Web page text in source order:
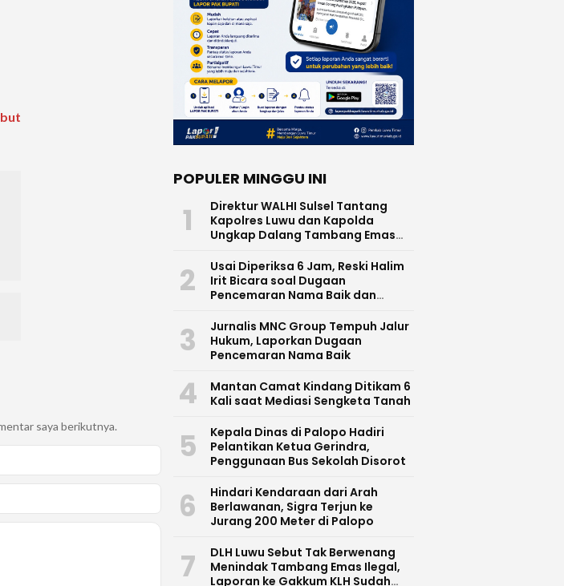
saya berikutnya.
POPULER MINGGU INI
1
Direktur WALHI Sulsel Tantang
Kapolres Luwu dan Kapolda
Ungkap Dalang Tambang Emas
2
Usai Diperiksa 6 Jam, Reski Halim
Irit Bicara soal Dugaan
Pencemaran Nama Baik dan
3
Jurnalis MNC Group Tempuh Jalur
Hukum, Laporkan Dugaan
Pencemaran Nama Baik
4
Mantan Camat Kindang Ditikam 6
Kali saat Mediasi Sengketa Tanah
5
Kepala Dinas di Palopo Hadiri
Pelantikan Ketua Gerindra,
Penggunaan Bus Sekolah Disorot
6
Hindari Kendaraan dari Arah
Berlawanan, Sigra Terjun ke
Jurang 200 Meter di Palopo
7
DLH Luwu Sebut Tak Berwenang
Menindak Tambang Emas Ilegal,
Laporan ke Gakkum KLH Sudah